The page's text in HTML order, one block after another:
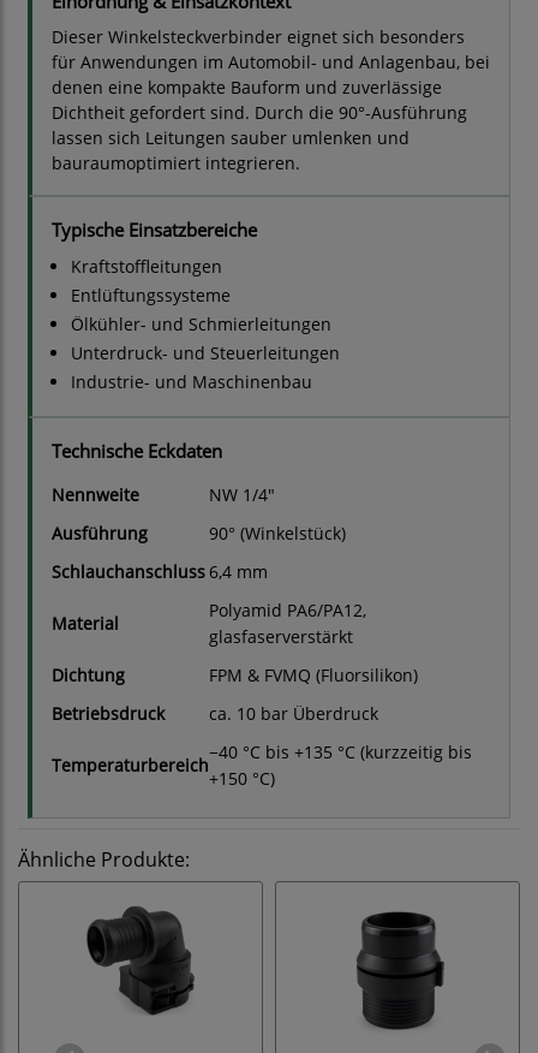
Dieser Winkelsteckverbinder eignet sich besonders
für Anwendungen im Automobil- und Anlagenbau, bei
denen eine kompakte Bauform und zuverlässige
Dichtheit gefordert sind. Durch die 90°-Ausführung
lassen sich Leitungen sauber umlenken und
bauraumoptimiert integrieren.
Typische Einsatzbereiche
Kraftstoffleitungen
Entlüftungssysteme
Ölkühler- und Schmierleitungen
Unterdruck- und Steuerleitungen
Industrie- und Maschinenbau
Technische Eckdaten
Nennweite
NW 1/4"
Ausführung
90° (Winkelstück)
Schlauchanschluss 6,4 mm
Material
Polyamid PA6/PA12,
glasfaserverstärkt
Dichtung
FPM & FVMQ (Fluorsilikon)
Betriebsdruck
ca. 10 bar Überdruck
Temperaturbereich
−40 °C bis +135 °C (kurzzeitig bis
+150 °C)
Ähnliche Produkte: